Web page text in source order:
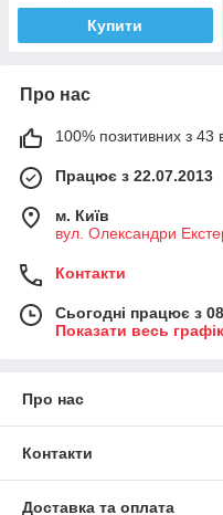
Купити
Про нас
100% позитивних з 43
Працює з 22.07.2013
м. Київ
вул. Олександри
Контакти
Сьогодні працює з
Показати весь
Про нас
Контакти
Доставка та оплата